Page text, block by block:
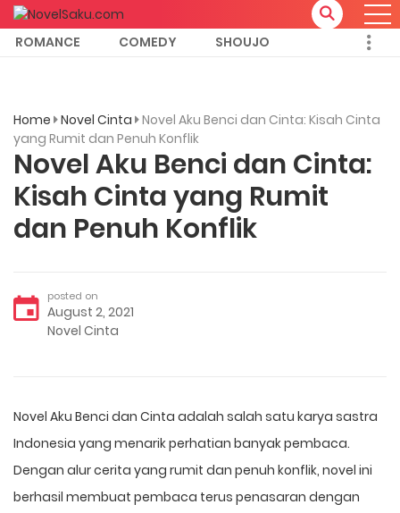
ROMANCE COMEDY SHOUJO
Home Novel Cinta Novel Aku Benci dan Cinta: Kisah Cinta
yang Rumit dan Penuh Konflik
Novel Aku Benci dan Cinta:
Kisah Cinta yang Rumit
dan Penuh Konflik
posted on
August 2, 2021
Novel Cinta
Novel Aku Benci dan Cinta adalah salah satu karya sastra
Indonesia yang menarik perhatian banyak pembaca.
Dengan alur cerita yang rumit dan penuh konflik, novel ini
berhasil membuat pembaca terus penasaran dengan